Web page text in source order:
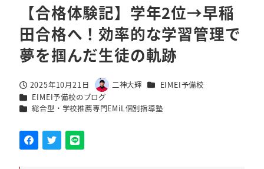
【合格体験記】学年2位→早稲
田合格へ！効率的な学習管理で
夢を掴んだ生徒の軌跡
投稿日2025年10月21日
著
者
二神大輝 カテゴリー
EIMEI予備校
カテゴリー
EIMEI予備校のブログ
カテゴリー
総合型・学校推薦専門EMiL個別指導塾